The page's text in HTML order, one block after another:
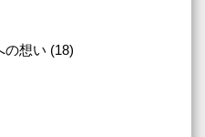
の想い (18)